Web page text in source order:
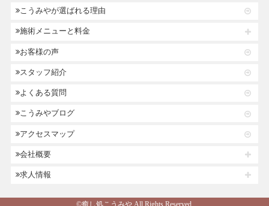
こうみやが選ばれる理由
施術メニューと料金
お客様の声
スタッフ紹介
よくある質問
こうみやブログ
アクセスマップ
会社概要
求人情報
©癒し処こうみや.All Rights Reserved.